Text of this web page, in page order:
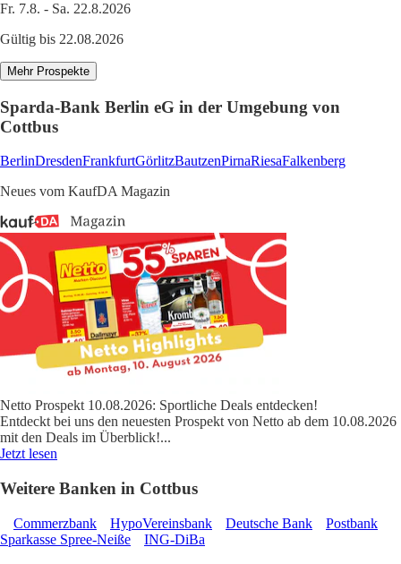
Fr. 7.8. - Sa. 22.8.2026
Gültig bis 22.08.2026
Mehr Prospekte
Sparda-Bank Berlin eG in der Umgebung von
Cottbus
BerlinDresdenFrankfurtGörlitzBautzenPirnaRiesaFalkenberg
Neues vom KaufDA Magazin
Netto Prospekt 10.08.2026: Sportliche Deals entdecken!
Entdeckt bei uns den neuesten Prospekt von Netto ab dem 10.08.2026
mit den Deals im Überblick!...
Jetzt lesen
Weitere Banken in Cottbus
Commerzbank HypoVereinsbank Deutsche Bank
Postbank
Sparkasse Spree-Neiße
ING-DiBa